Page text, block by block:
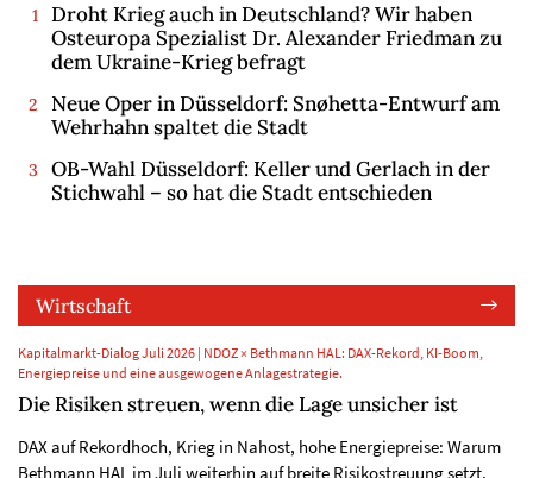
Droht Krieg auch in Deutschland? Wir haben
Osteuropa Spezialist Dr. Alexander Friedman zu
dem Ukraine-Krieg befragt
Neue Oper in Düsseldorf: Snøhetta-Entwurf am
Wehrhahn spaltet die Stadt
OB-Wahl Düsseldorf: Keller und Gerlach in der
Stichwahl – so hat die Stadt entschieden
Wirtschaft
Kapitalmarkt-Dialog Juli 2026 | NDOZ × Bethmann HAL: DAX-Rekord, KI-Boom,
Energiepreise und eine ausgewogene Anlagestrategie.
Die Risiken streuen, wenn die Lage unsicher ist
DAX auf Rekordhoch, Krieg in Nahost, hohe Energiepreise: Warum
Bethmann HAL im Juli weiterhin auf breite Risikostreuung setzt.